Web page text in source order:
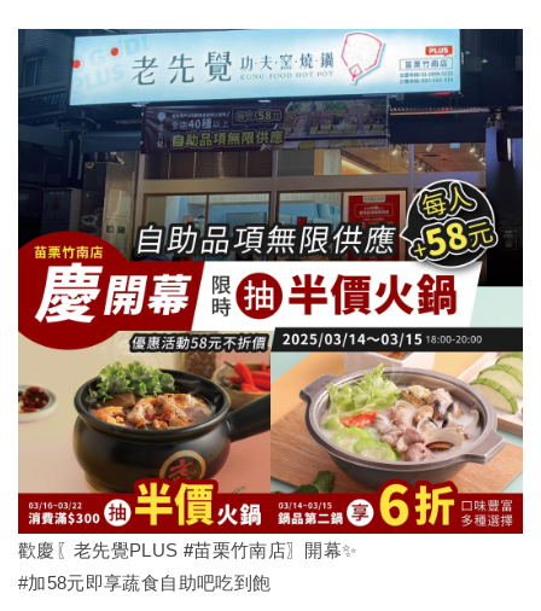
歡慶〖老先覺PLUS #苗栗竹南店〗開幕✨
#加58元即享蔬食自助吧吃到飽